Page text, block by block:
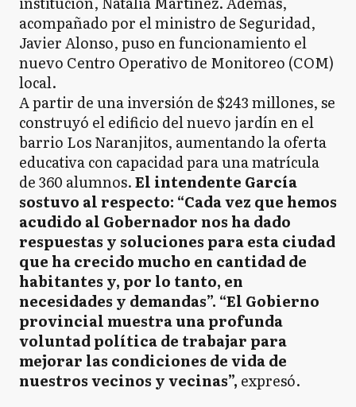
acompañado por el ministro de Seguridad,
Javier Alonso, puso en funcionamiento el
nuevo Centro Operativo de Monitoreo (COM)
local.
A partir de una inversión de $243 millones, se
construyó el edificio del nuevo jardín en el
barrio Los Naranjitos, aumentando la oferta
educativa con capacidad para una matrícula
de 360 alumnos.El intendente García
sostuvo al respecto: “Cada vez que hemos
acudido al Gobernador nos ha dado
respuestas y soluciones para esta ciudad
que ha crecido mucho en cantidad de
habitantes y, por lo tanto, en
necesidades y demandas”. “El Gobierno
provincial muestra una profunda
voluntad política de trabajar para
mejorar las condiciones de vida de
nuestros vecinos y vecinas”, expresó.